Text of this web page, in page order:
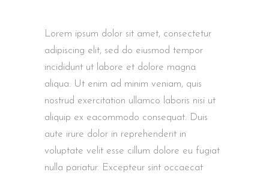
Lorem ipsum dolor sit amet, consectetur
adipiscing elit, sed do eiusmod tempor
incididunt ut labore et dolore magna
aliqua. Ut enim ad minim veniam, quis
nostrud exercitation ullamco laboris nisi ut
aliquip ex eacommodo consequat. Duis
aute irure dolor in reprehenderit in
voluptate velit esse cillum dolore eu fugiat
nulla pariatur. Excepteur sint occaecat